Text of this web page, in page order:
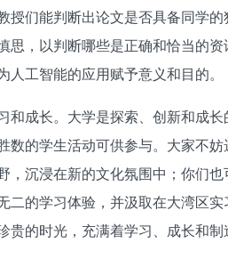
授们能判断出论文是否具备同学
思，以判断哪些是正确和恰当的
人工智能的应用赋予意义和目的。
和成长。大学是探索、创新和成
数的学生活动可供参与。大家不
，沉浸在新的文化氛围中；你们
二的学习体验，并汲取在大湾区
贵的时光，充满着学习、成长和